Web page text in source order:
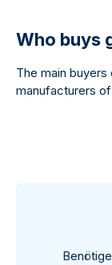
Who buys
The main
manufacturers